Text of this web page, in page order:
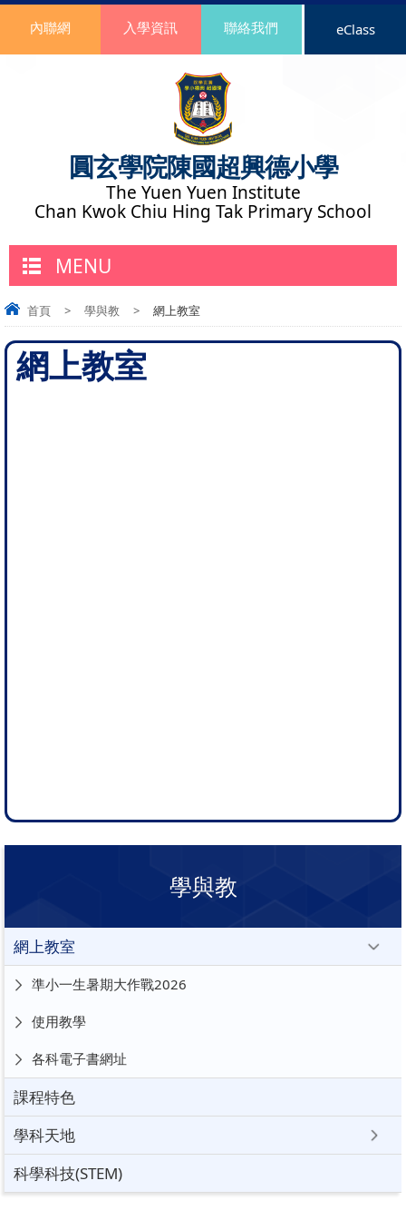
圓玄學院陳國超興德小學
The Yuen Yuen Institute
Chan Kwok Chiu Hing Tak Primary School
內聯網 入學資訊 聯絡我們 eClass
MENU
首頁 > 學與教 > 網上教室
網上教室
學與教
網上教室
準小一生暑期大作戰2026
使用教學
各科電子書網址
課程特色
學科天地
科學科技(STEM)